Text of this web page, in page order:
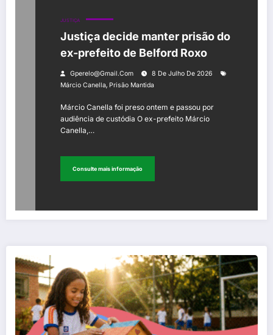
JUSTIÇA
Justiça decide manter prisão do
ex-prefeito de Belford Roxo
Gperelo@gmail.com
8 De Julho De 2026
Márcio Canella, Prisão Mantida
Márcio Canella foi preso ontem e passou por
audiência de custódia O ex-prefeito Márcio
Canella,…
Consulte mais informação